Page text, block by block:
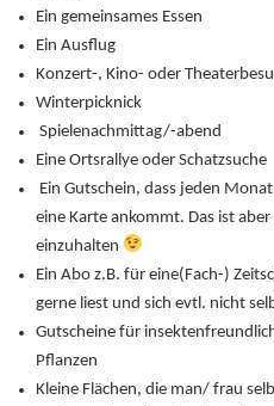
Ein gemeinsames Essen
Ein Ausflug
Konzert-, Kino- oder
Winterpicknick
Spielenachmittag/-abend
Eine Ortsrallye oder Schatzsuche
Ein Gutschein, dass jeden
eine Karte ankommt. Das ist
einzuhalten
Ein Abo z.B. für eine(Fach-)
gerne liest und sich evtl. nicht
Gutscheine für
Pflanzen
Kleine Flächen, die man/ frau